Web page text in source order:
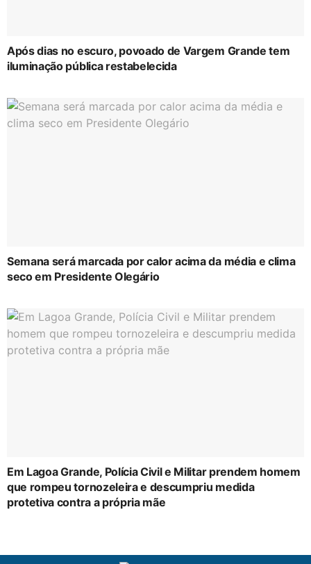
Após dias no escuro, povoado de Vargem Grande tem
iluminação pública restabelecida
Semana será marcada por calor acima da média e clima
seco em Presidente Olegário
Em Lagoa Grande, Polícia Civil e Militar prendem homem
que rompeu tornozeleira e descumpriu medida
protetiva contra a própria mãe